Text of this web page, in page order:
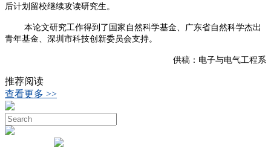
后计划留校继续攻读研究生。
本论文研究工作得到了国家自然科学基金、广东省自然科学杰出
青年基金、深圳市科技创新委员会支持。
供稿：电子与电气工程系
推荐阅读
查看更多 >>